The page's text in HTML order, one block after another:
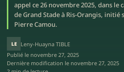
appel ce 26 novembre 2025, dans le
de Grand Stade à Ris-Orangis, initié
Pierre Camou.
LE
Leny-Huayna TIBLE
Publié le novembre 27, 2025
Dernière modification le novembre 27, 2025